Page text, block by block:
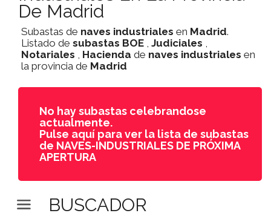
De Madrid
Subastas de naves industriales en Madrid.
Listado de subastas BOE , Judiciales ,
Notariales , Hacienda de naves industriales en
la provincia de Madrid
No hay subastas celebrandose
actualmente.
Pulse aquí para ver la lista de subastas
de NAVES-INDUSTRIALES DE PRÓXIMA
APERTURA
BUSCADOR